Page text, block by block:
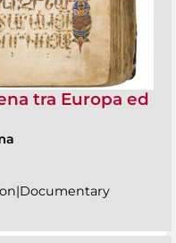
tra Europa ed